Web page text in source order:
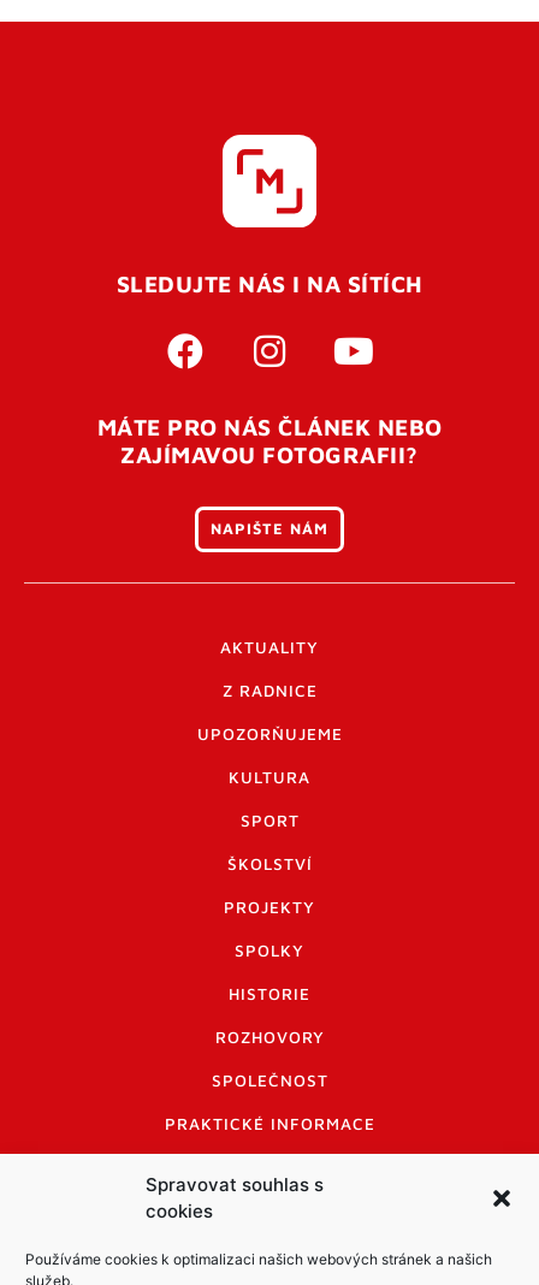
Spravovat souhlas s
cookies
Používáme cookies k optimalizaci našich webových stránek a našich
služeb.
Pro úspěšné dokončení registrace je potřeba
vaší e-mailovouadresu. Po úspěšném odeslání
otevření tohoto odkazu se váš účet ověří a můžete se
přihlásit. Nezapomeňte zkontrolovat složku SPAM ve
SLEDUJTE NÁS I NA SÍTÍCH
MÁTE PRO NÁS ČLÁNEK NEBO
ZAJÍMAVOU FOTOGRAFII?
NAPIŠTE NÁM
AKTUALITY
Z RADNICE
UPOZORŇUJEME
KULTURA
SPORT
ŠKOLSTVÍ
PROJEKTY
SPOLKY
HISTORIE
ROZHOVORY
SPOLEČNOST
PRAKTICKÉ INFORMACE
INFORMACE A KODEX DISKUTUJÍCÍCH
LOGO A LOGO MANUÁL